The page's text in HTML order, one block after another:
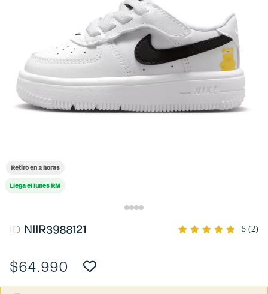
Retiro en 3 horas
Llega el lunes RM
ID NIIR3988121 5 (2)
$64.990